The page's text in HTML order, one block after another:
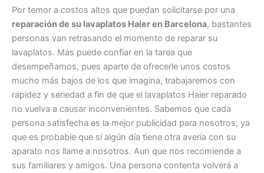
Por temor a costos altos que puedan solicitarse por una
reparación de su lavaplatos Haier en Barcelona, bastantes
personas van retrasando el momento de reparar su
lavaplatos. Mas puede confiar en la tarea que
desempeñamos, pues aparte de ofrecerle unos costos
mucho más bajos de los que imagina, trabajaremos con
rapidez y seriedad a fin de que el lavaplatos Haier reparado
no vuelva a causar inconvenientes. Sabemos que cada
persona satisfecha es la mejor publicidad para nosotros, ya
que es probable que si algún día tiene otra avería con su
aparato nos llame a nosotros. Aun que nos recomiende a
sus familiares y amigos. Una persona contenta volverá a